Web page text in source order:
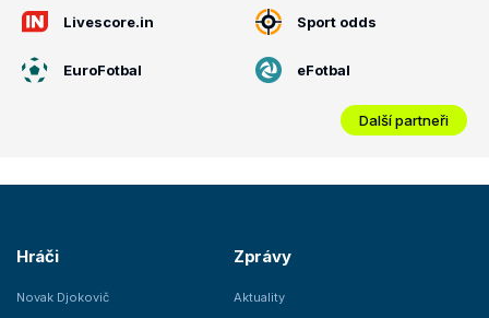
Livescore.in Sport odds
EuroFotbal eFotbal
Další partneři
Hráči
Novak Djokovič
Zprávy
Aktuality